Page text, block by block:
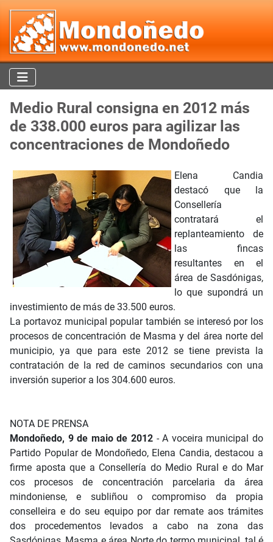
Medio Rural consigna en 2012 más
de 338.000 euros para agilizar las
concentraciones de Mondoñedo
Elena Candia
destacó que la
Consellería
contratará el
replanteamiento de
las fincas
resultantes en el
área de Sasdónigas,
lo que supondrá un
investimiento de más de 33.500 euros.
La portavoz municipal popular también se interesó por los
procesos de concentración de Masma y del área norte del
municipio, ya que para este 2012 se tiene prevista la
contratación de la red de caminos secundarios con una
inversión superior a los 304.600 euros.
NOTA DE PRENSA
Mondoñedo, 9 de maio de 2012 - A voceira municipal do
Partido Popular de Mondoñedo, Elena Candia, destacou a
firme aposta que a Consellería do Medio Rural e do Mar
cos procesos de concentración parcelaria da área
mindoniense, e subliñou o compromiso da propia
conselleira e do seu equipo por dar remate aos trámites
dos procedementos levados a cabo na zona das